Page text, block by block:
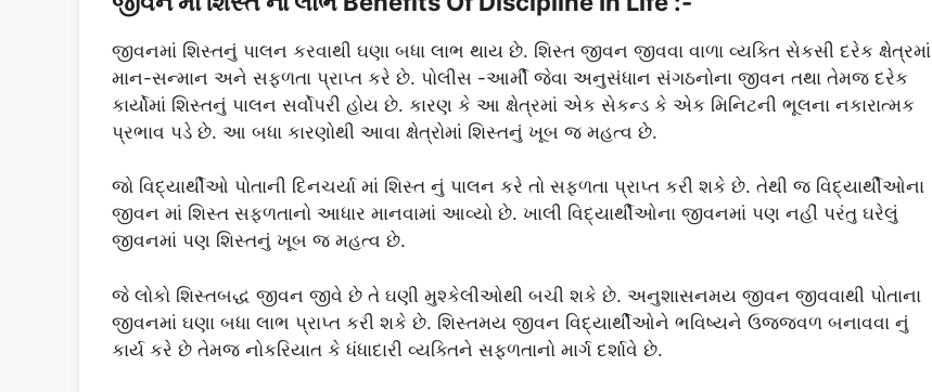
જીવનમાં શિસ્તનું પાલન કરવાથી ઘણા બધા લાભ થાય છે. શિસ્ત જીવન જીવવા વાળા વ્યક્તિ સેકસી દરેક ક્ષેત્રમાં
માન-સન્માન અને સફળતા પ્રાપ્ત કરે છે. પોલીસ -આર્મી જેવા અનુસંધાન સંગઠનોના જીવન તથા તેમજ દરેક
કાર્યોમાં શિસ્તનું પાલન સર્વોપરી હોય છે. કારણ કે આ ક્ષેત્રમાં એક સેકન્ડ કે એક મિનિટની ભૂલના નકારાત્મક
પ્રભાવ પડે છે. આ બધા કારણોથી આવા ક્ષેત્રોમાં શિસ્તનું ખૂબ જ મહત્વ છે.
જો વિદ્યાર્થીઓ પોતાની દિનચર્યા માં શિસ્ત નું પાલન કરે તો સફળતા પ્રાપ્ત કરી શકે છે. તેથી જ વિદ્યાર્થીઓના
જીવન માં શિસ્ત સફળતાનો આધાર માનવામાં આવ્યો છે. ખાલી વિદ્યાર્થીઓના જીવનમાં પણ નહીં પરંતુ ઘરેલું
જીવનમાં પણ શિસ્તનું ખૂબ જ મહત્વ છે.
જે લોકો શિસ્તબદ્ધ જીવન જીવે છે તે ઘણી મુશ્કેલીઓથી બચી શકે છે. અનુશાસનમય જીવન જીવવાથી પોતાના
જીવનમાં ઘણા બધા લાભ પ્રાપ્ત કરી શકે છે. શિસ્તમય જીવન વિદ્યાર્થીઓને ભવિષ્યને ઉજ્જવળ બનાવવા નું
કાર્ય કરે છે તેમજ નોકરિયાત કે ધંધાદારી વ્યક્તિને સફળતાનો માર્ગ દર્શાવે છે.